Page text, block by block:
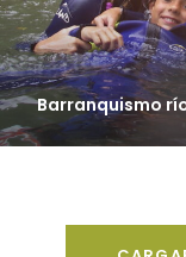
Barranquismo